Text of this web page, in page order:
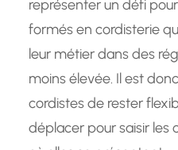
représenter un défi
formés en cordisterie
leur métier dans des
moins élevée. Il est
cordistes de rester
déplacer pour saisir les